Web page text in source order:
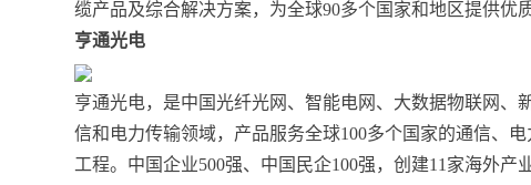
缆产品及综合解决方案，为全球90多个国家和地区提供优
亨通光电
亨通光电，是中国光纤光网、智能电网、大数据物联网、
信和电力传输领域，产品服务全球100多个国家的通信、
工程。中国企业500强、中国民企100强，创建11家海外